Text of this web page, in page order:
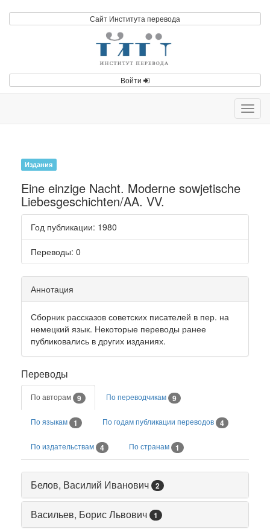
Сайт Института перевода
Войти
Издания
Eine einzige Nacht. Moderne sowjetische
Liebesgeschichten/AA. VV.
Год публикации: 1980
Переводы: 0
Аннотация
Сборник рассказов советских писателей в пер. на
немецкий язык. Некоторые переводы ранее
публиковались в других изданиях.
Переводы
По авторам 9 По переводчикам 9
По языкам 1 По годам публикации переводов 4
По издательствам 4 По странам 1
Белов, Василий Иванович 2
Васильев, Борис Львович 1